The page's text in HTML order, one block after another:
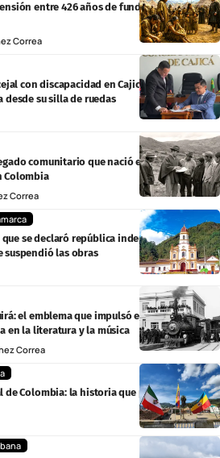
entre 426 años de fundación colonial y
Correa
con discapacidad en Cajicá, lleva cuatro
su silla de ruedas
comunitario que nació en Chocontá y
Colombia
Correa
se declaró república independiente
las obras
el emblema que impulsó el desarrollo de la
en la literatura y la música
Correa
de Colombia: la historia que pocos conocen